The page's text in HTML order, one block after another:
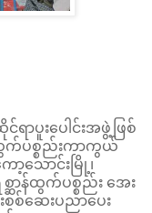
ရာပူးပေါင်းအဖွဲ့ဖြစ်
က်ပစ္စည်းကာကွယ်
ာ့သောင်းမြို့၊
ာန်ထွက်ပစ္စည်း အေး
စစ်ဆေးပညာပေး